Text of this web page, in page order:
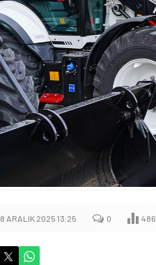
8 ARALIK 2025 13:25 0 486